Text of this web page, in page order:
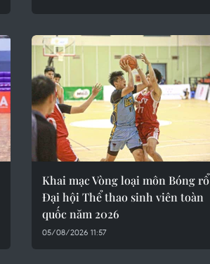
Khai mạc Vòng loại môn Bóng rổ
Đại hội Thể thao sinh viên toàn
quốc năm 2026
05/08/2026 11:57